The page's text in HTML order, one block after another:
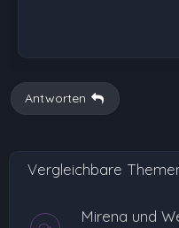
Antworten
Vergleichbare
Mirena und